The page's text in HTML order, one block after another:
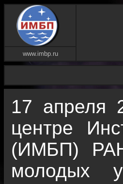
www.imbp.ru
17 апреля
центре
(ИМБП) РАН
молодых